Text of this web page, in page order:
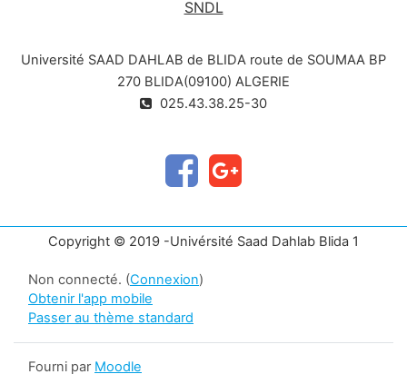
SNDL
Université SAAD DAHLAB de BLIDA route de SOUMAA BP
270 BLIDA(09100) ALGERIE
025.43.38.25-30
Copyright © 2019 -Univérsité Saad Dahlab Blida 1
Non connecté. (Connexion)
Obtenir l'app mobile
Passer au thème standard
Fourni par Moodle